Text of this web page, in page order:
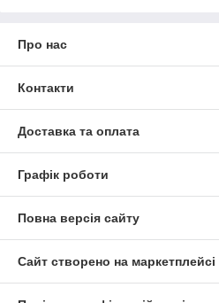
Про нас
Контакти
Доставка та оплата
Графік роботи
Повна версія сайту
Сайт створено на маркетплейсі